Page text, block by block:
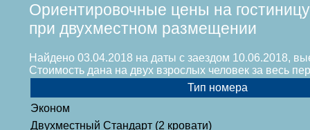
Ориентировочные цены на гостиницу
при двухместном размещении
Найдено 03.04.2018 на даты с заездом 10.06.2018,
Стоимость дана на двух взрослых человек за весь
Тип номера
Эконом
Двухместный Стандарт (2 кровати)